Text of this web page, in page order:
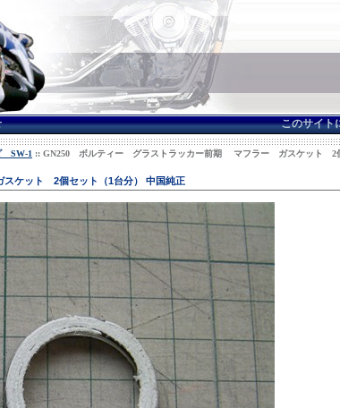
このサイト
SW-1 :: GN250 ボルティー グラストラッカー前期 マフラー ガスケット 2
ケット 2個セット（1台分） 中国純正